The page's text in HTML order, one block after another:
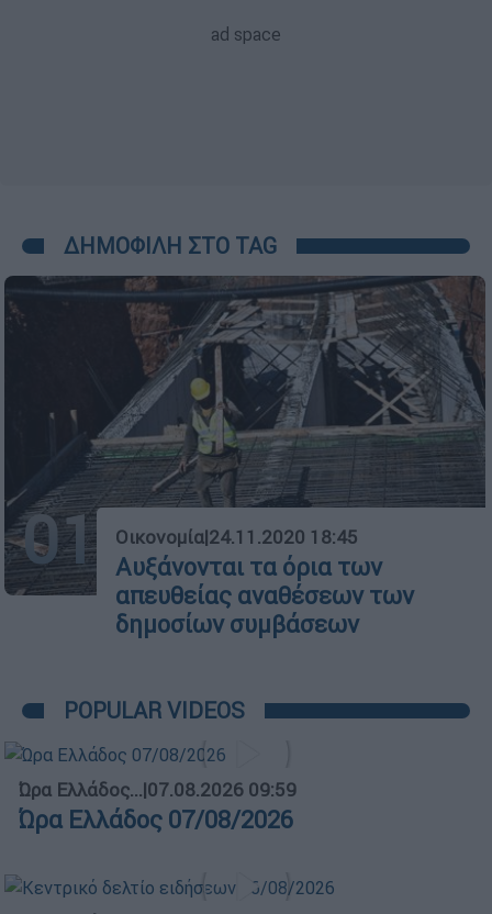
ΔΗΜΟΦΙΛΗ ΣΤΟ TAG
01 Οικονομία|24.11.2020 18:45
Αυξάνονται τα όρια των
απευθείας αναθέσεων των
δημοσίων συμβάσεων
POPULAR VIDEOS
Ώρα Ελλάδος...|07.08.2026 09:59
Ώρα Ελλάδος 07/08/2026